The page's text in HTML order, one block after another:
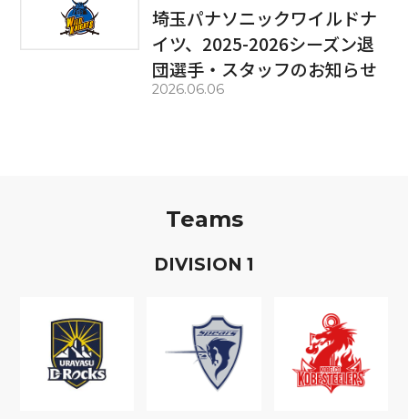
埼玉パナソニックワイルドナ
イツ、2025-2026シーズン退
団選手・スタッフのお知らせ
2026.06.06
Teams
DIVISION 1